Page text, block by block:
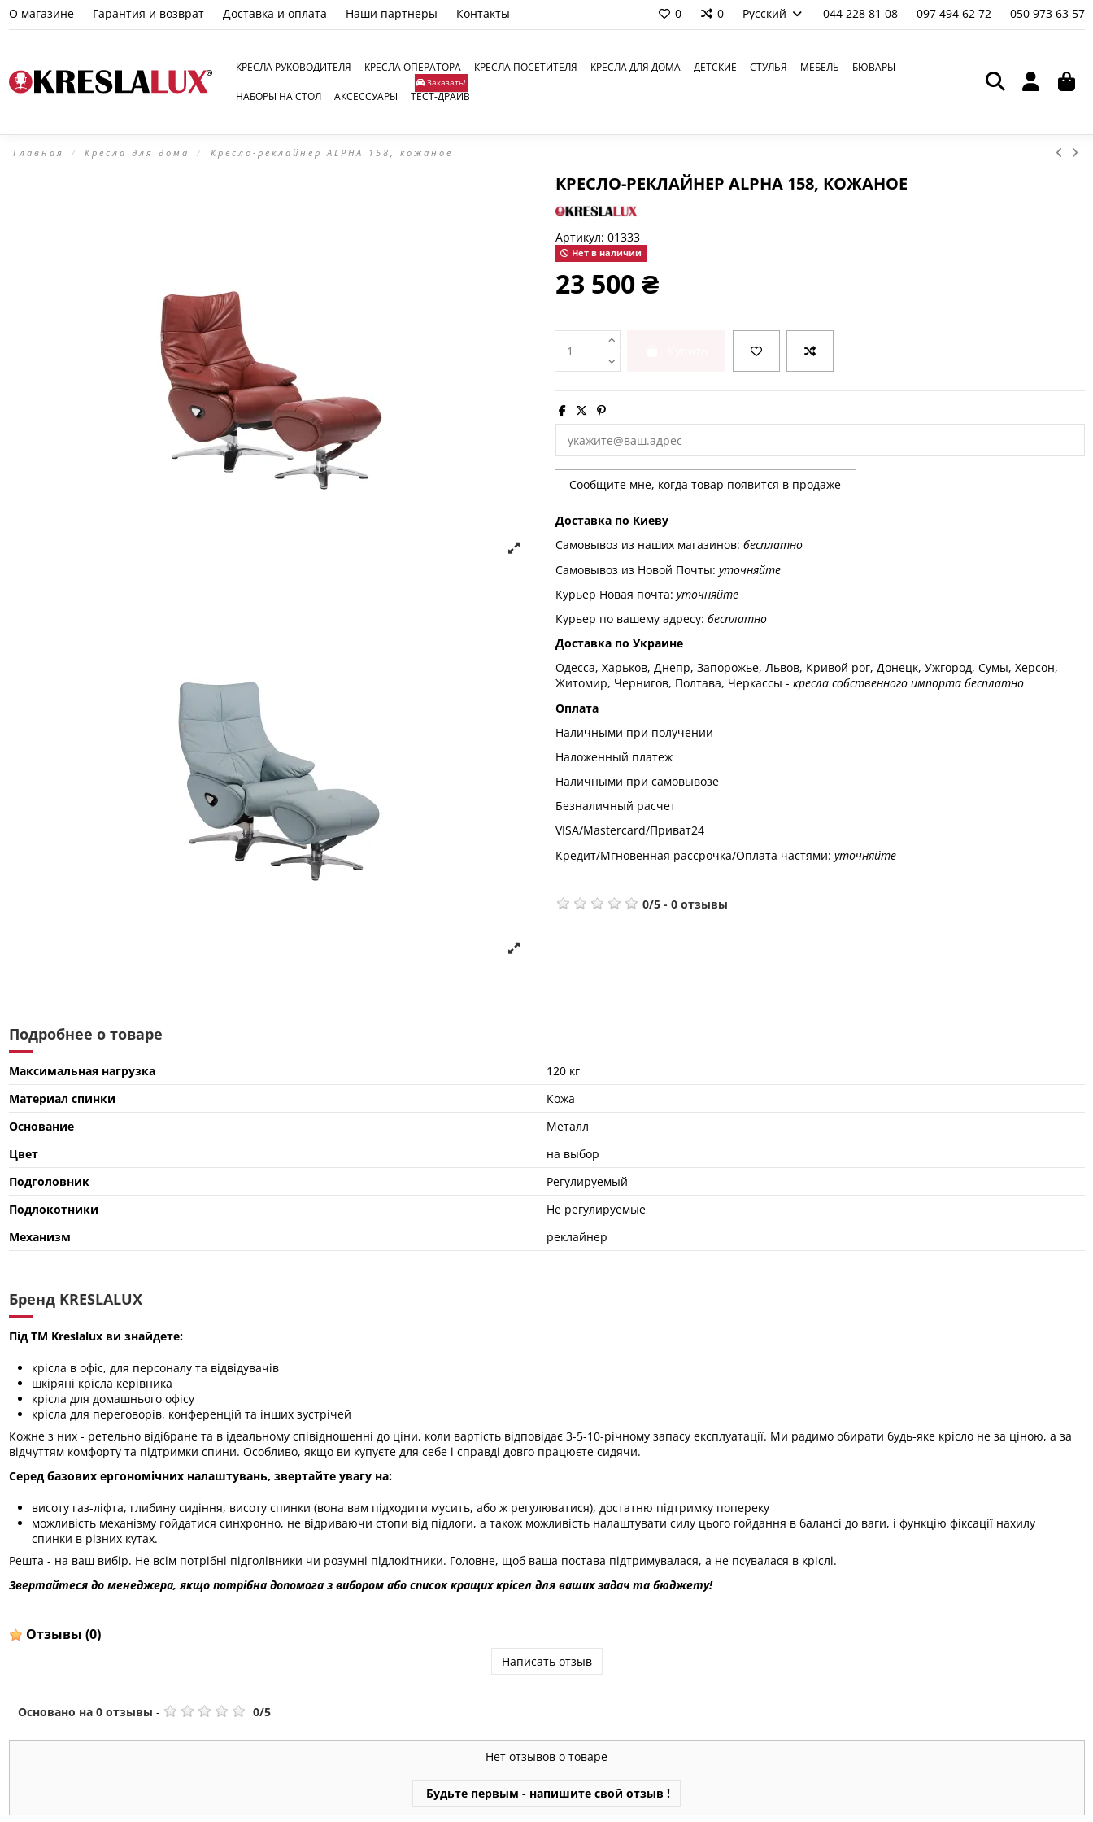
О магазине Гарантия и возврат Доставка и оплата Наши партнеры Контакты 0 0 Русский 044 228 81 08 097 494 62 72 050 973 63 57
КРЕСЛА РУКОВОДИТЕЛЯ КРЕСЛА ОПЕРАТОРА КРЕСЛА ПОСЕТИТЕЛЯ КРЕСЛА ДЛЯ ДОМА ДЕТСКИЕ СТУЛЬЯ МЕБЕЛЬ БЮВАРЫ
НАБОРЫ НА СТОЛ АКСЕССУАРЫ ТЕСТ-ДРАЙВ
Заказать!
Главная Кресла для дома Кресло-реклайнер ALPHA 158, кожаное
КРЕСЛО-РЕКЛАЙНЕР ALPHA 158, КОЖАНОЕ
Артикул: 01333
Нет в наличии
23 500 ₴
Доставка по Киеву
Самовывоз из наших магазинов: бесплатно
Самовывоз из Новой Почты: уточняйте
Курьер Новая почта: уточняйте
Курьер по вашему адресу: бесплатно
Доставка по Украине
Одесса, Харьков, Днепр, Запорожье, Львов, Кривой рог, Донецк, Ужгород, Сумы, Херсон,
Житомир, Чернигов, Полтава, Черкассы - кресла собственного импорта бесплатно
Оплата
Наличными при получении
Наложенный платеж
Наличными при самовывозе
Безналичный расчет
VISA/Mastercard/Приват24
Кредит/Мгновенная рассрочка/Оплата частями: уточняйте
0/5- 0 отзывы
Подробнее о товаре
Максимальная нагрузка
120 кг
Материал спинки
Кожа
Основание
Металл
Цвет
на выбор
Подголовник
Регулируемый
Подлокотники
Не регулируемые
Механизм
реклайнер
Бренд KRESLALUX
Під ТМ Kreslalux ви знайдете:
крісла в офіс, для персоналу та відвідувачів
шкіряні крісла керівника
крісла для домашнього офісу
крісла для переговорів, конференцій та інших зустрічей
Кожне з них - ретельно відібране та в ідеальному співідношенні до ціни, коли вартість відповідає 3-5-10-річному запасу експлуатації. Ми радимо обирати будь-яке крісло не за ціною, а за
відчуттям комфорту та підтримки спини. Особливо, якщо ви купуєте для себе і справді довго працюєте сидячи.
Серед базових ергономічних налаштувань, звертайте увагу на:
висоту газ-ліфта, глибину сидіння, висоту спинки (вона вам підходити мусить, або ж регулюватися), достатню підтримку попереку
можливість механізму гойдатися синхронно, не відриваючи стопи від підлоги, а також можливість налаштувати силу цього гойдання в балансі до ваги, і функцію фіксації нахилу
спинки в різних кутах.
Решта - на ваш вибір. Не всім потрібні підголівники чи розумні підлокітники. Головне, щоб ваша постава підтримувалася, а не псувалася в кріслі.
Звертайтеся до менеджера, якщо потрібна допомога з вибором або список кращих крісел для ваших задач та бюджету!
Отзывы (0)
Написать отзыв
Основано на 0отзывы - 0/5
Нет отзывов о товаре
Будьте первым - напишите свой отзыв !